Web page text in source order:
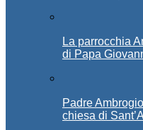
La parrocchia
di Papa
Padre
chiesa di